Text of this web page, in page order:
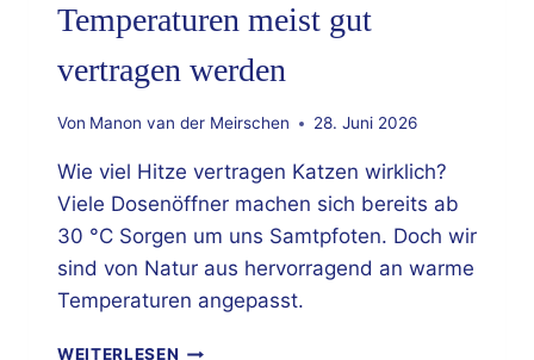
Temperaturen meist gut
vertragen werden
Von Manon van der Meirschen 28. Juni 2026
Wie viel Hitze vertragen Katzen wirklich?
Viele Dosenöffner machen sich bereits ab
30 °C Sorgen um uns Samtpfoten. Doch wir
sind von Natur aus hervorragend an warme
Temperaturen angepasst.
WEITERLESENDIE